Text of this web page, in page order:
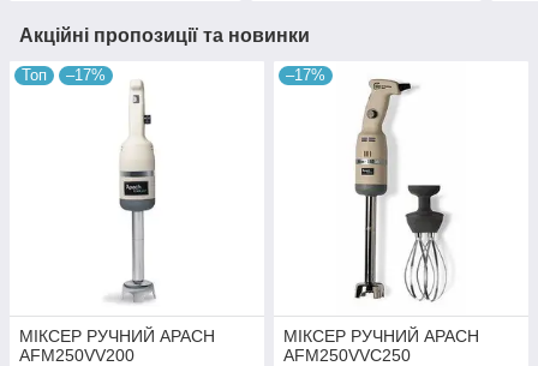
Акційні пропозиції та новинки
Топ –17%
МІКСЕР РУЧНИЙ APACH
AFM250VV200
–17%
МІКСЕР РУЧНИЙ APACH
AFM250VVC250